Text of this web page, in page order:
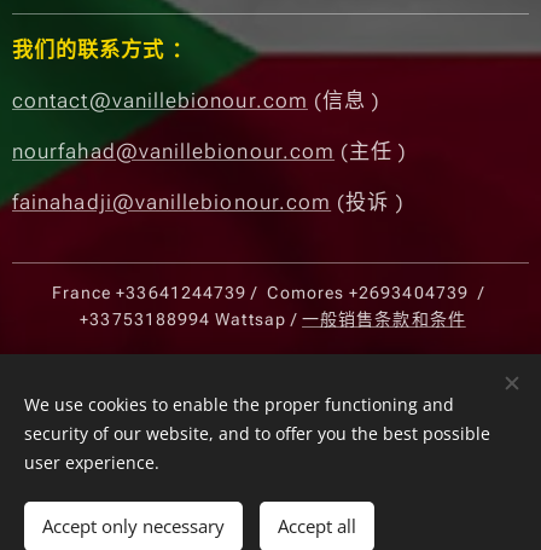
我们的联系方式 ：
contact@vanillebionour.com (信息 )
nourfahad@vanillebionour.com (主任 )
fainahadji@vanillebionour.com (投诉 )
France+33641244739 / Comores+2693404739 /
+33753188994Wattsap / 一般销售条款和条件
Languages
Français
English
Currency
USD $ CNY ¥
We use cookies to enable the proper functioning and
security of our website, and to offer you the best possible
user experience.
Accept only necessary Accept all